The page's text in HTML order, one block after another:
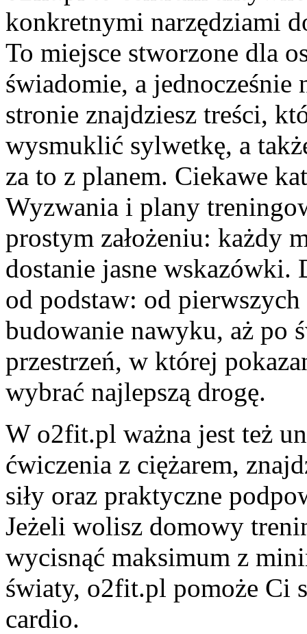
konkretnymi narzędziami
To miejsce stworzone dla
świadomie, a jednocześnie
stronie znajdziesz treści,
wysmuklić sylwetkę, a
za to z planem. Ciekawe
Wyzwania i plany
prostym założeniu: każdy
dostanie jasne wskazówki.
od podstaw: od
budowanie nawyku, aż po
przestrzeń, w której
wybrać najlepszą drogę.
W o2fit.pl ważna jest też
ćwiczenia z ciężarem,
siły oraz praktyczne
Jeżeli wolisz domowy
wycisnąć maksimum z
światy, o2fit.pl pomoże Ci
cardio.